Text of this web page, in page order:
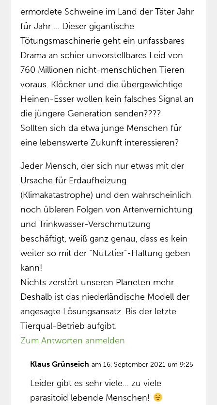
ermordete Schweine im Land der Täter Jahr
für Jahr … Dieser gigantische
Tötungsmaschinerie geht ein unfassbares
Drama an schier unvorstellbares Leid von
760 Millionen nicht-menschlichen Tieren
voraus. Klöckner und die übergewichtige
Heinen-Esser wollen kein falsches Signal an
die jüngere Generation senden????
Sollten sich da etwa junge Menschen für
eine lebenswerte Zukunft interessieren?
Jeder Mensch, der sich nur etwas mit der
Ursache für Erdaufheizung
(Klimakatastrophe) und den wahrscheinlich
noch übleren Folgen von Artenvernichtung
und Trinkwasser-Verschmutzung
beschäftigt, weiß ganz genau, dass es kein
weiter so mit der “Nutztier”-Haltung geben
kann!
Nichts zerstört unseren Planeten mehr.
Deshalb ist das niederländische Modell der
angesagte Lösungsansatz. Bis der letzte
Tierqual-Betrieb aufgibt.
Zum Antworten anmelden
Klaus Grünseich am 16. September 2021 um 9:25
Leider gibt es sehr viele… zu viele
parasitoid lebende Menschen!